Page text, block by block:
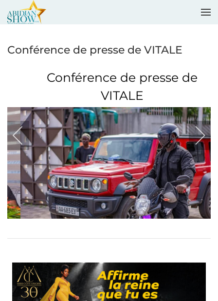
Conférence de presse de VITALE
Conférence de presse de
VITALE